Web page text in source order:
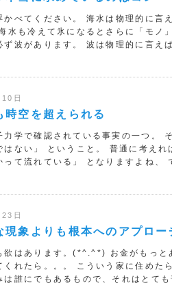
かべてください。 海水は物理的に言
水も冷えて氷になるとさらに「モノ
ず波があります。 波は物理的に言え
日
時空を超えられる
力学で確認されている事実の一つ。
はない」 ということ。 普通に考えれ
って流れている」 となりますよね、
日
現象よりも根本へのアプロー
欲はあります。(*^.^*) お金がもっと
くれたら。。。 こういう家に住めた
は誰にでもあるもので、それはとて